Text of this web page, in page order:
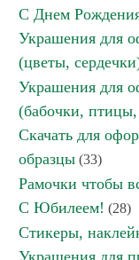
С Днем
Украшения для
(цветы,
Украшения для
(бабочки,
Скачать для
образцы (33)
Рамочки чтобы
С Юбилеем! (28)
Стикеры,